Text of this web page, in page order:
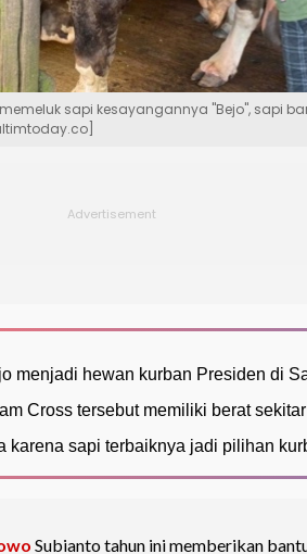
sapi kesayangannya "Bejo", sapi
menjadi hewan kurban Presiden di
Cross tersebut memiliki berat
karena sapi terbaiknya jadi pilihan
Subianto tahun ini memberikan